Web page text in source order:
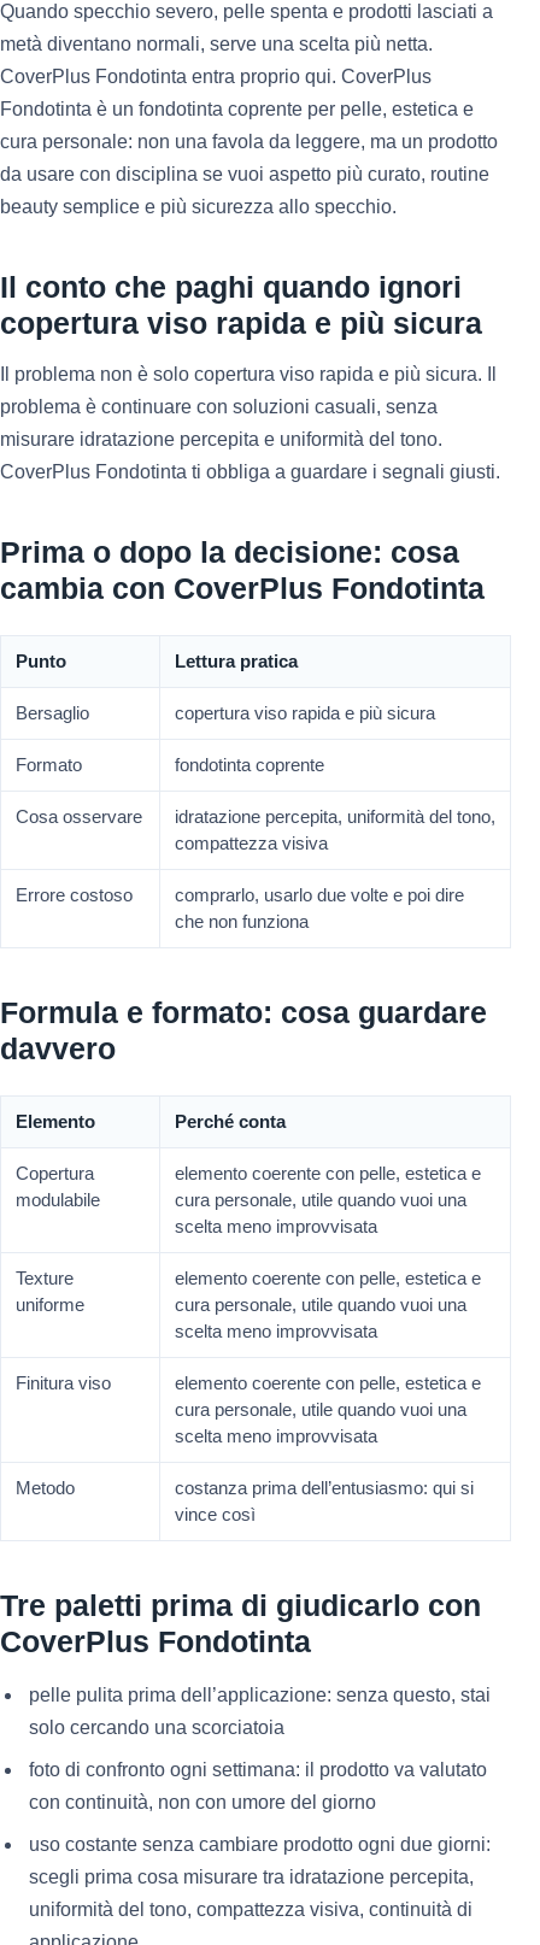
Quando specchio severo, pelle spenta e prodotti lasciati a
metà diventano normali, serve una scelta più netta.
CoverPlus Fondotinta entra proprio qui. CoverPlus
Fondotinta è un fondotinta coprente per pelle, estetica e
cura personale: non una favola da leggere, ma un prodotto
da usare con disciplina se vuoi aspetto più curato, routine
beauty semplice e più sicurezza allo specchio.
Il conto che paghi quando ignori
copertura viso rapida e più sicura
Il problema non è solo copertura viso rapida e più sicura. Il
problema è continuare con soluzioni casuali, senza
misurare idratazione percepita e uniformità del tono.
CoverPlus Fondotinta ti obbliga a guardare i segnali giusti.
Prima o dopo la decisione: cosa
cambia con CoverPlus Fondotinta
Punto Lettura pratica
Bersaglio copertura viso rapida e più sicura
Formato fondotinta coprente
Cosa osservare
idratazione percepita, uniformità del tono,
compattezza visiva
Errore costoso
comprarlo, usarlo due volte e poi dire
che non funziona
Formula e formato: cosa guardare
davvero
Elemento Perché conta
Copertura
modulabile
elemento coerente con pelle, estetica e
cura personale, utile quando vuoi una
scelta meno improvvisata
Texture
uniforme
elemento coerente con pelle, estetica e
cura personale, utile quando vuoi una
scelta meno improvvisata
Finitura viso
elemento coerente con pelle, estetica e
cura personale, utile quando vuoi una
scelta meno improvvisata
Metodo
costanza prima dell’entusiasmo: qui si
vince così
Tre paletti prima di giudicarlo con
CoverPlus Fondotinta
pelle pulita prima dell’applicazione: senza questo, stai
solo cercando una scorciatoia
foto di confronto ogni settimana: il prodotto va valutato
con continuità, non con umore del giorno
uso costante senza cambiare prodotto ogni due giorni:
scegli prima cosa misurare tra idratazione percepita,
uniformità del tono, compattezza visiva, continuità di